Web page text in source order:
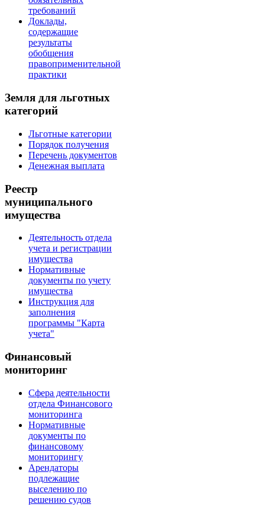
требований
Доклады,
содержащие
результаты
обобщения
правоприменительной
практики
Земля для льготных
категорий
Льготные категории
Порядок получения
Перечень документов
Денежная выплата
Реестр
муниципального
имущества
Деятельность отдела
учета и регистрации
имущества
Нормативные
документы по учету
имущества
Инструкция для
заполнения
программы "Карта
учета"
Финансовый
мониторинг
Сфера деятельности
отдела Финансового
мониторинга
Нормативные
документы по
финансовому
мониторингу
Арендаторы
подлежащие
выселению по
решению судов